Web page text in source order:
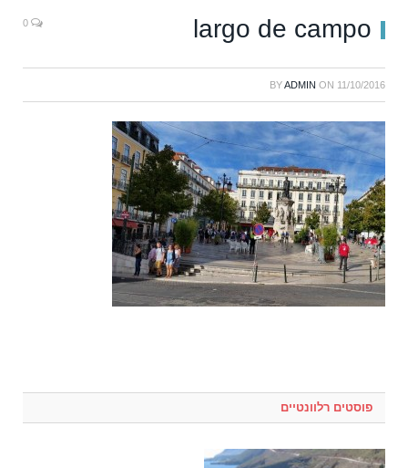
largo de campo
BYADMIN ON 11/10/2016
פוסטים רלוונטיים